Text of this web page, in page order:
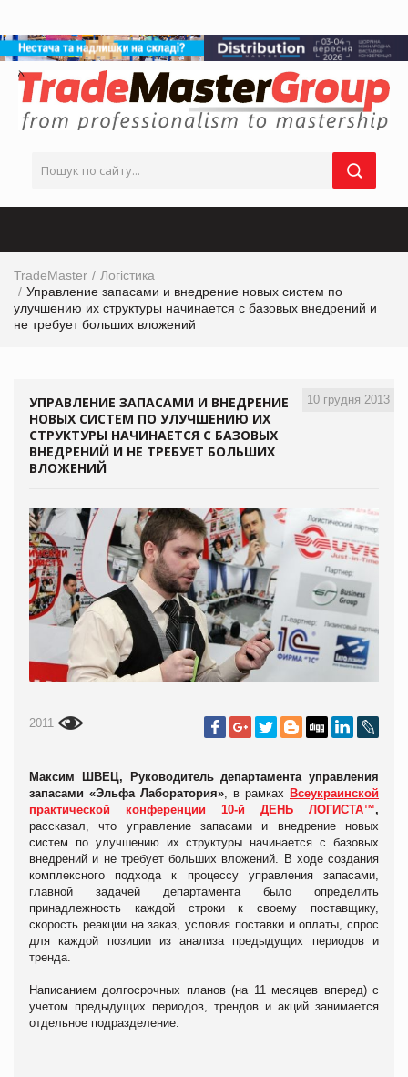
TradeMaster
Логістика
Управление запасами и внедрение новых систем по
улучшению их структуры начинается с базовых внедрений и
не требует больших вложений
10 грудня 2013
УПРАВЛЕНИЕ ЗАПАСАМИ И ВНЕДРЕНИЕ
НОВЫХ СИСТЕМ ПО УЛУЧШЕНИЮ ИХ
СТРУКТУРЫ НАЧИНАЕТСЯ С БАЗОВЫХ
ВНЕДРЕНИЙ И НЕ ТРЕБУЕТ БОЛЬШИХ
ВЛОЖЕНИЙ
2011
Максим ШВЕЦ, Руководитель департамента управления
запасами «Эльфа Лаборатория» , в рамках Всеукраинской
практической конференции 10-й ДЕНЬ ЛОГИСТА™,
рассказал, что управление запасами и внедрение новых
систем по улучшению их структуры начинается с базовых
внедрений и не требует больших вложений. В ходе создания
комплексного подхода к процессу управления запасами,
главной задачей департамента было определить
принадлежность каждой строки к своему поставщику,
скорость реакции на заказ, условия поставки и оплаты, спрос
для каждой позиции из анализа предыдущих периодов и
тренда.
Написанием долгосрочных планов (на 11 месяцев вперед) с
учетом предыдущих периодов, трендов и акций занимается
отдельное подразделение.